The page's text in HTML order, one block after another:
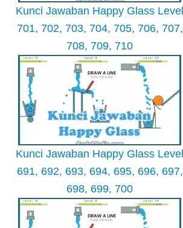
Kunci Jawaban Happy Glass Level
701, 702, 703, 704, 705, 706, 707,
708, 709, 710
Kunci Jawaban Happy Glass Level
691, 692, 693, 694, 695, 696, 697,
698, 699, 700